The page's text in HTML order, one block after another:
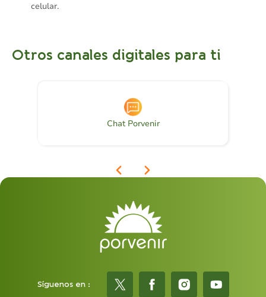
celular.
Otros canales digitales para ti
Chat Porvenir
Síguenos en :